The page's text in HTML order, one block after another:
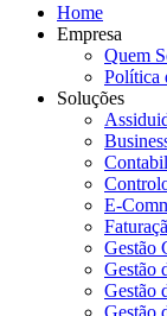
Home
Empresa
Quem
Política
Soluções
E-
Gestão
Gestão
Gestão
Gestão